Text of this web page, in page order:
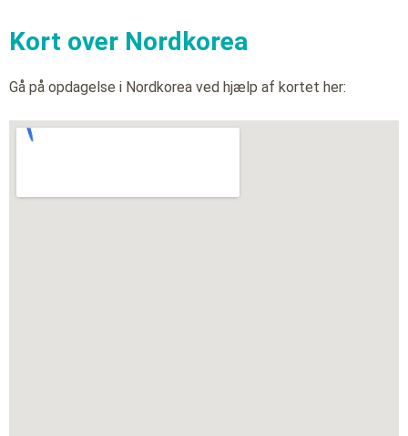
Kort over Nordkorea
Gå på opdagelse i Nordkorea ved hjælp af kortet her: